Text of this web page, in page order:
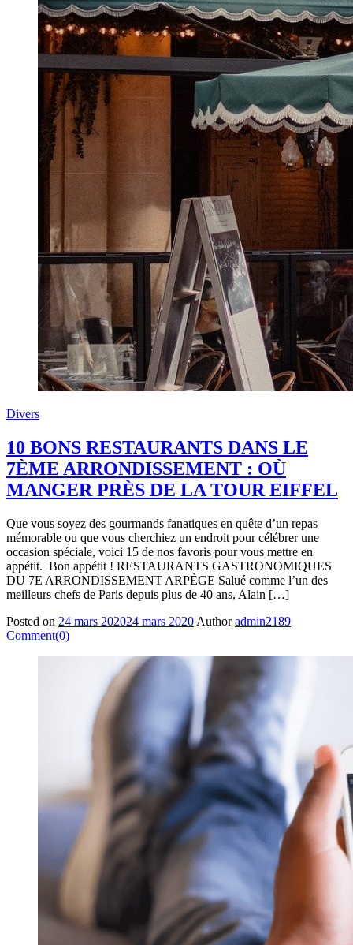
Divers
10 BONS RESTAURANTS DANS LE
7ÈME ARRONDISSEMENT : OÙ
MANGER PRÈS DE LA TOUR EIFFEL
Que vous soyez des gourmands fanatiques en quête d’un repas
mémorable ou que vous cherchiez un endroit pour célébrer une
occasion spéciale, voici 15 de nos favoris pour vous mettre en
appétit. Bon appétit ! RESTAURANTS GASTRONOMIQUES
DU 7E ARRONDISSEMENT ARPÈGE Salué comme l’un des
meilleurs chefs de Paris depuis plus de 40 ans, Alain […]
Posted on 24 mars 202024 mars 2020 Author admin2189
Comment(0)